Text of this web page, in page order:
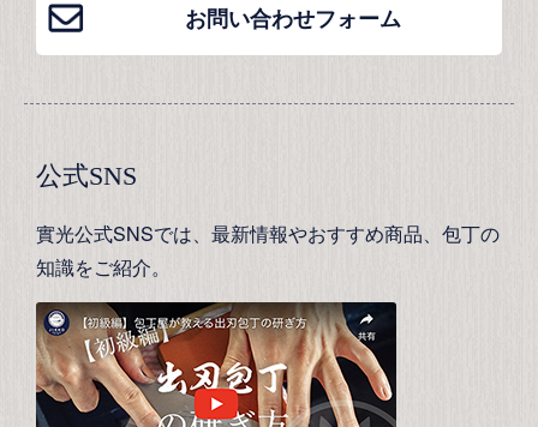
お問い合わせフォーム
公式SNS
實光公式SNSでは、最新情報やおすすめ商品、包丁の
知識をご紹介。